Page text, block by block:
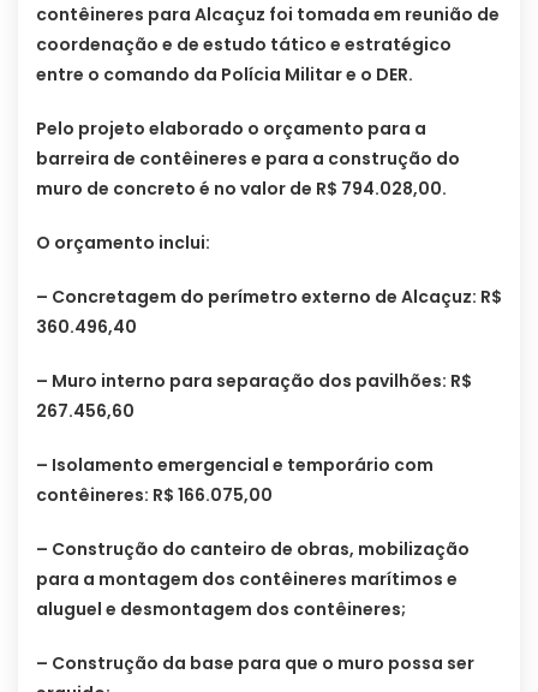
contêineres para Alcaçuz foi tomada em reunião de
coordenação e de estudo tático e estratégico
entre o comando da Polícia Militar e o DER.
Pelo projeto elaborado o orçamento para a
barreira de contêineres e para a construção do
muro de concreto é no valor de R$ 794.028,00.
O orçamento inclui:
– Concretagem do perímetro externo de Alcaçuz: R$
360.496,40
– Muro interno para separação dos pavilhões: R$
267.456,60
– Isolamento emergencial e temporário com
contêineres: R$ 166.075,00
– Construção do canteiro de obras, mobilização
para a montagem dos contêineres marítimos e
aluguel e desmontagem dos contêineres;
– Construção da base para que o muro possa ser